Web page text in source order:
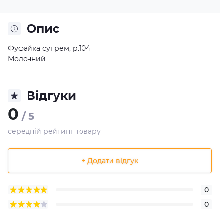
Опис
Фуфайка супрем, р.104
Молочний
Відгуки
0 / 5
середній рейтинг товару
+ Додати відгук
0
0